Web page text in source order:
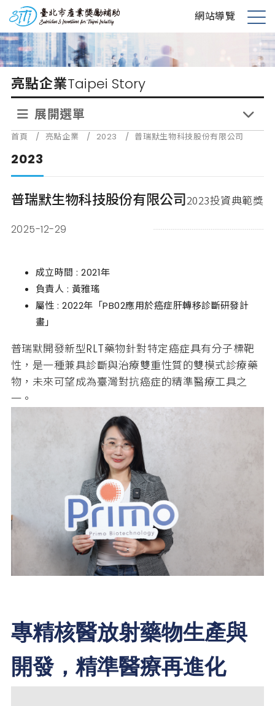
到
主
要
內
台北市產業獎勵補助 網站導覽
展
選
單
亮點企業Taipei Story
展開選單
首頁 / 亮點企業 / 2023 / 普瑞默生物科技股份有限公司
2023
普瑞默生物科技股份有限公司2023投資典範獎
2025-12-29
成立時間 : 2021年
負責人 : 黃雅瑤
屬性 : 2022年「PB02應用於癌症肝轉移診斷研發計
畫」
普瑞默開發新型RLT藥物針對特定癌症具有分子標靶
性，是一種兼具診斷與治療雙重性質的雙模式診療藥
物，未來可望成為臺灣對抗癌症的精準醫療工具之
一。
專精核醫放射藥物生產與
開發，精準醫療再進化